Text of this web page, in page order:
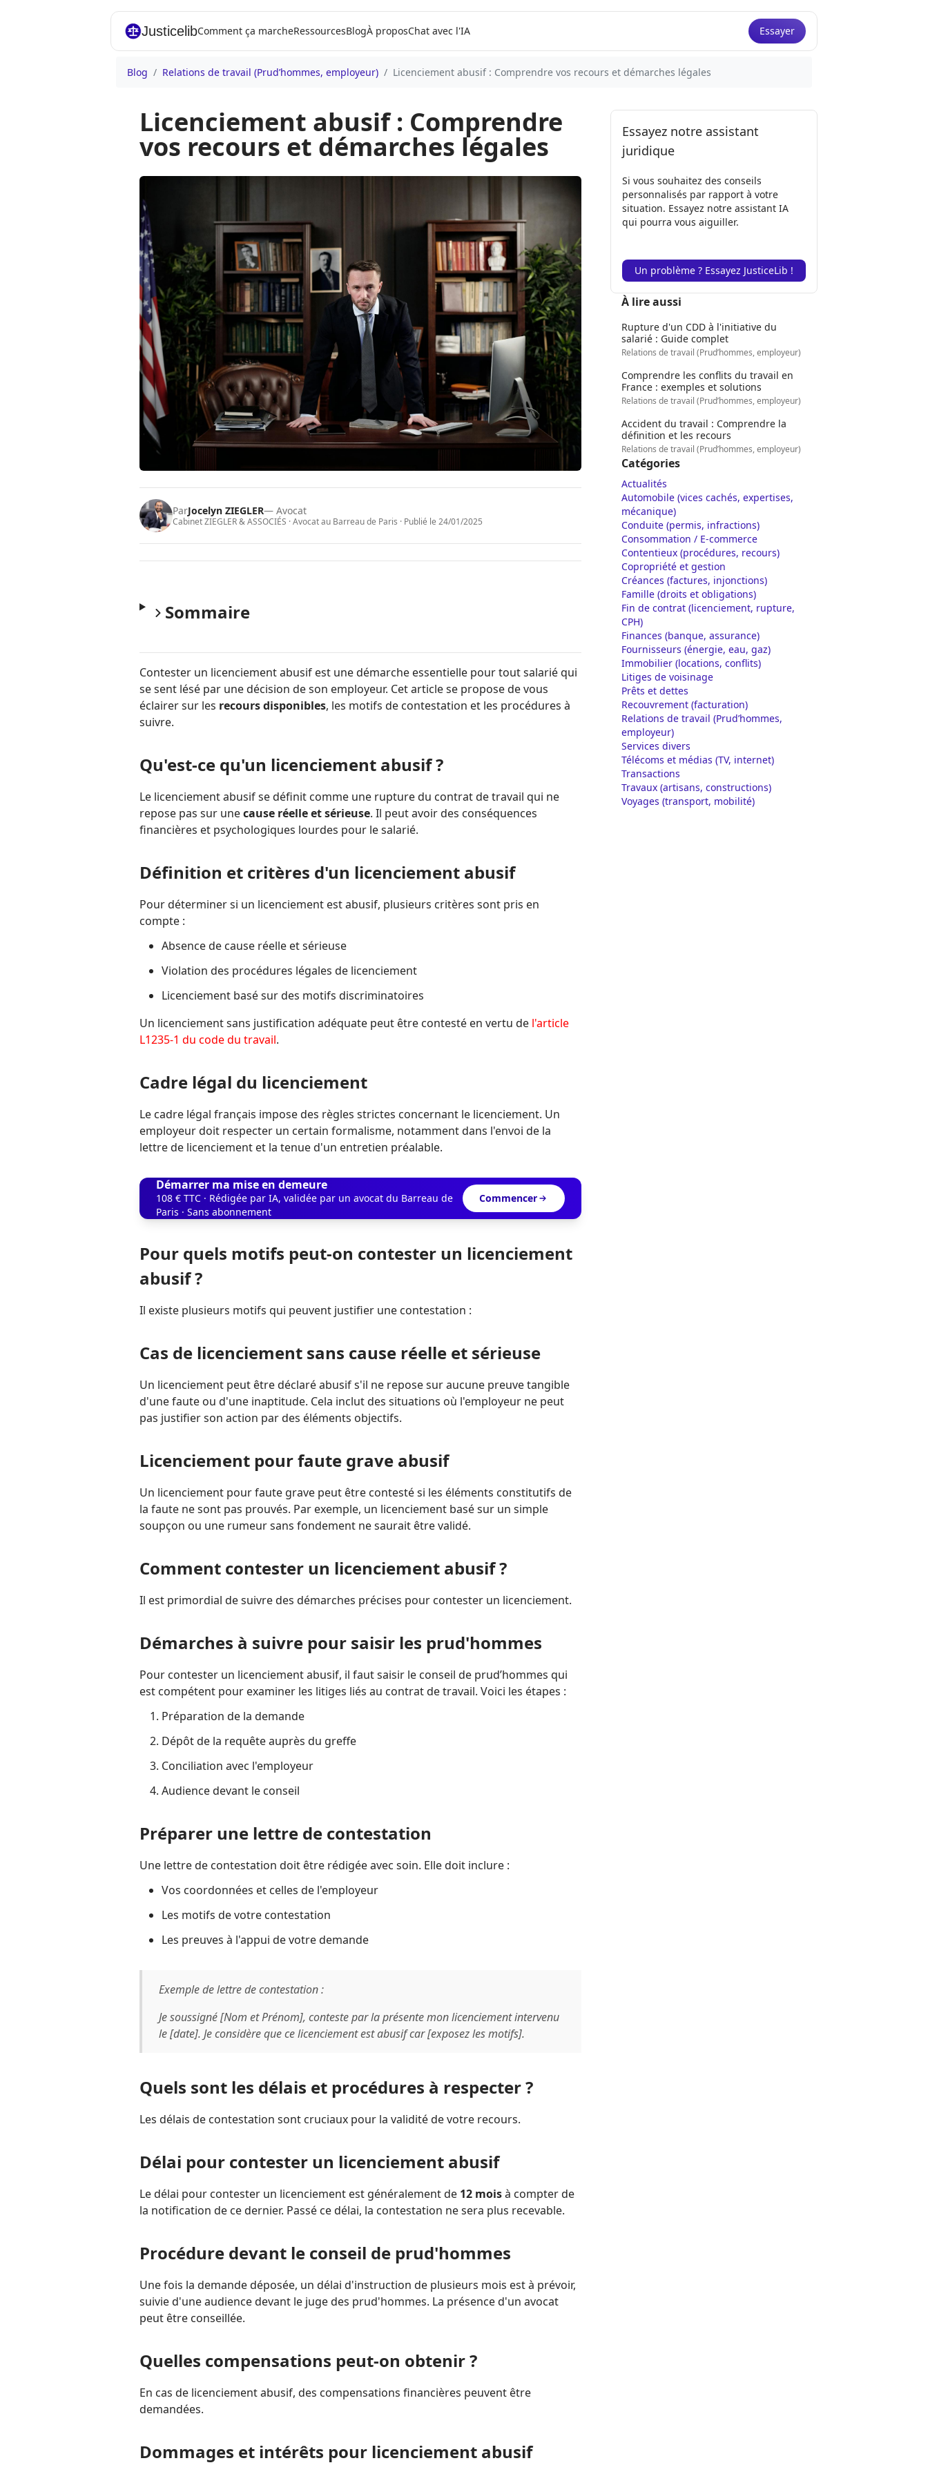
JusticelibComment ça marcheRessourcesBlogÀ proposChat avec l'IA Essayer
Blog Relations de travail (Prud’hommes, employeur) Licenciement abusif : Comprendre vos recours et démarches légales
Licenciement abusif : Comprendre
vos recours et démarches légales
ParJocelyn ZIEGLER— Avocat
Cabinet ZIEGLER & ASSOCIÉS · Avocat au Barreau de Paris · Publié le 24/01/2025
Sommaire
Contester un licenciement abusif est une démarche essentielle pour tout salarié qui
se sent lésé par une décision de son employeur. Cet article se propose de vous
éclairer sur les recours disponibles, les motifs de contestation et les procédures à
suivre.
Qu'est-ce qu'un licenciement abusif ?
Le licenciement abusif se définit comme une rupture du contrat de travail qui ne
repose pas sur unecause réelle et sérieuse. Il peut avoir des conséquences
financières et psychologiques lourdes pour le salarié.
Définition et critères d'un licenciement abusif
Pour déterminer si un licenciement est abusif, plusieurs critères sont pris en
compte :
Absence de cause réelle et sérieuse
Violation des procédures légales de licenciement
Licenciement basé sur des motifs discriminatoires
Un licenciement sans justification adéquate peut être contesté en vertu de l'article
L1235-1 du code du travail.
Cadre légal du licenciement
Le cadre légal français impose des règles strictes concernant le licenciement. Un
employeur doit respecter un certain formalisme, notamment dans l'envoi de la
lettre de licenciement et la tenue d'un entretien préalable.
Démarrer ma mise en demeure
108 € TTC · Rédigée par IA, validée par un avocat du Barreau de
Paris · Sans abonnement
Commencer
Pour quels motifs peut-on contester un licenciement
abusif ?
Il existe plusieurs motifs qui peuvent justifier une contestation :
Cas de licenciement sans cause réelle et sérieuse
Un licenciement peut être déclaré abusif s'il ne repose sur aucune preuve tangible
d'une faute ou d'une inaptitude. Cela inclut des situations où l'employeur ne peut
pas justifier son action par des éléments objectifs.
Licenciement pour faute grave abusif
Un licenciement pour faute grave peut être contesté si les éléments constitutifs de
la faute ne sont pas prouvés. Par exemple, un licenciement basé sur un simple
soupçon ou une rumeur sans fondement ne saurait être validé.
Comment contester un licenciement abusif ?
Il est primordial de suivre des démarches précises pour contester un licenciement.
Démarches à suivre pour saisir les prud'hommes
Pour contester un licenciement abusif, il faut saisir le conseil de prud’hommes qui
est compétent pour examiner les litiges liés au contrat de travail. Voici les étapes :
Préparation de la demande
Dépôt de la requête auprès du greffe
Conciliation avec l'employeur
Audience devant le conseil
Préparer une lettre de contestation
Une lettre de contestation doit être rédigée avec soin. Elle doit inclure :
Vos coordonnées et celles de l'employeur
Les motifs de votre contestation
Les preuves à l'appui de votre demande
Exemple de lettre de contestation :
Je soussigné [Nom et Prénom], conteste par la présente mon licenciement intervenu
le [date]. Je considère que ce licenciement est abusif car [exposez les motifs].
Quels sont les délais et procédures à respecter ?
Les délais de contestation sont cruciaux pour la validité de votre recours.
Délai pour contester un licenciement abusif
Le délai pour contester un licenciement est généralement de 12 moisà compter de
la notification de ce dernier. Passé ce délai, la contestation ne sera plus recevable.
Procédure devant le conseil de prud'hommes
Une fois la demande déposée, un délai d'instruction de plusieurs mois est à prévoir,
suivie d'une audience devant le juge des prud'hommes. La présence d'un avocat
peut être conseillée.
Quelles compensations peut-on obtenir ?
En cas de licenciement abusif, des compensations financières peuvent être
demandées.
Dommages et intérêts pour licenciement abusif
Essayez notre assistant
juridique
Si vous souhaitez des conseils
personnalisés par rapport à votre
situation. Essayez notre assistant IA
qui pourra vous aiguiller.
Un problème ? Essayez JusticeLib !
À lire aussi
Rupture d'un CDD à l'initiative du
salarié : Guide complet
Relations de travail (Prud’hommes, employeur)
Comprendre les conflits du travail en
France : exemples et solutions
Relations de travail (Prud’hommes, employeur)
Accident du travail : Comprendre la
définition et les recours
Relations de travail (Prud’hommes, employeur)
Catégories
Actualités
Automobile (vices cachés, expertises,
mécanique)
Conduite (permis, infractions)
Consommation / E-commerce
Contentieux (procédures, recours)
Copropriété et gestion
Créances (factures, injonctions)
Famille (droits et obligations)
Fin de contrat (licenciement, rupture,
CPH)
Finances (banque, assurance)
Fournisseurs (énergie, eau, gaz)
Immobilier (locations, conflits)
Litiges de voisinage
Prêts et dettes
Recouvrement (facturation)
Relations de travail (Prud’hommes,
employeur)
Services divers
Télécoms et médias (TV, internet)
Transactions
Travaux (artisans, constructions)
Voyages (transport, mobilité)